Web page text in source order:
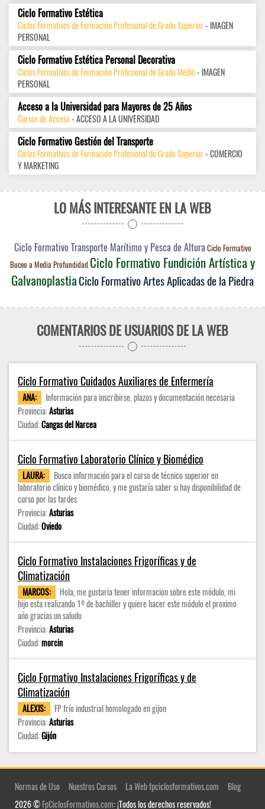
Ciclo Formativo Estética
Ciclos Formativos de Formación Profesional de Grado Superior- IMAGEN
PERSONAL
Ciclo Formativo Estética Personal Decorativa
Ciclos Formativos de Formación Profesional de Grado Medio- IMAGEN
PERSONAL
Acceso a la Universidad para Mayores de 25 Años
Cursos de Acceso- ACCESO A LA UNIVERSIDAD
Ciclo Formativo Gestión del Transporte
Ciclos Formativos de Formación Profesional de Grado Superior- COMERCIO
Y MARKETING
LO MÁS INTERESANTE EN LA WEB
Ciclo Formativo Transporte Marítimo y Pesca de AlturaCiclo Formativo
Buceo a Media Profundidad Ciclo Formativo Fundición Artística y
GalvanoplastiaCiclo Formativo Artes Aplicadas de la Piedra
COMENTARIOS DE USUARIOS DE LA WEB
Ciclo Formativo Cuidados Auxiliares de Enfermería
ANA:
Información para inscribirse, plazos y documentación necesaria
Provincia:Asturias
Ciudad:Cangas del Narcea
Ciclo Formativo Laboratorio Clínico y Biomédico
LAURA:
Busco información para el curso de técnico superior en
laboratorio clínico y biomédico, y me gustaría saber si hay disponibilidad de
curso por las tardes
Provincia:Asturias
Ciudad:Oviedo
Ciclo Formativo Instalaciones Frigoríficas y de
Climatización
MARCOS:
Hola, me gustaria tener informacion sobre este módulo, mi
hijo esta realizando 1º de bachiller y quiere hacer este módulo el proximo
año gracias un saludo
Provincia:Asturias
Ciudad:morcin
Ciclo Formativo Instalaciones Frigoríficas y de
Climatización
ALEXIS:
FP frío industrial homologado en gijon
Provincia:Asturias
Ciudad:Gijón
Normas de Uso Nuestros Cursos La Web fpciclosformativos.com
Blog
2026 ©FpCiclosFormativos.com: ¡Todos los derechos reservados!